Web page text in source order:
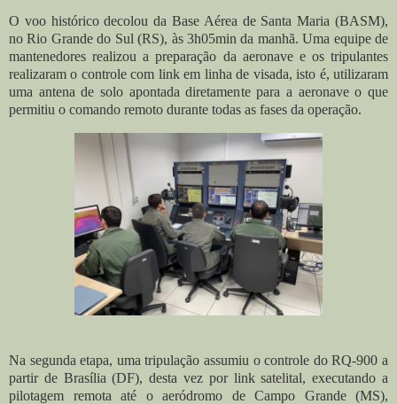
O voo histórico decolou da Base Aérea de Santa Maria (BASM),
no Rio Grande do Sul (RS), às 3h05min da manhã. Uma equipe de
mantenedores realizou a preparação da aeronave e os tripulantes
realizaram o controle com link em linha de visada, isto é, utilizaram
uma antena de solo apontada diretamente para a aeronave o que
permitiu o comando remoto durante todas as fases da operação.
Na segunda etapa, uma tripulação assumiu o controle do RQ-900 a
partir de Brasília (DF), desta vez por link satelital, executando a
pilotagem remota até o aeródromo de Campo Grande (MS),